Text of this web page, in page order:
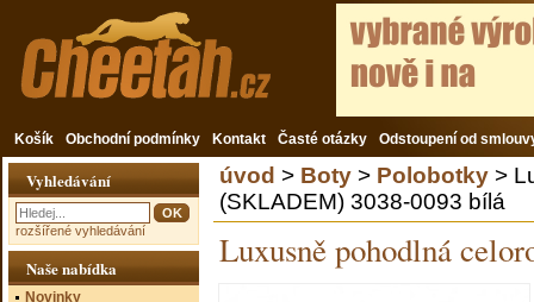
Košík Obchodní podmínky Kontakt Časté otázky Odstoupení od
úvod > Boty > Polobotky >
(SKLADEM) 3038-0093 bílá
Luxusně pohodlná
Vyhledávání
rozšířené vyhledávání
Naše nabídka
Novinky